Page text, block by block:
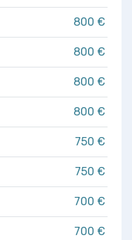
800 €
800 €
800 €
800 €
750 €
750 €
700 €
700 €